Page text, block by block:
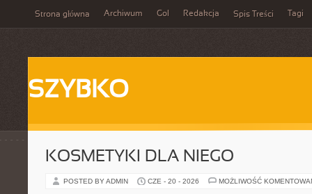
Strona główna Archiwum Gol Redakcja Spis Treści Tagi
SZYBKO
KOSMETYKI DLA NIEGO
POSTED BY ADMIN CZE - 20 - 2026 MOŻLIWOŚĆ